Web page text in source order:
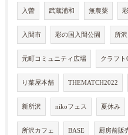
入曽 武蔵浦和 無農薬
入間市 彩の国入間公園 所
元町コミュニティ広場 クラフト
り菜屋本舗 THEMATCH2022
新所沢 nikoフェス 夏休み
所沢カフェ BASE 厨房前販